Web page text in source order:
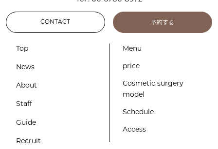
CONTACT 予約する
Top
News
About
Staff
Guide
Recruit
Menu
price
Cosmetic surgery
model
Schedule
Access